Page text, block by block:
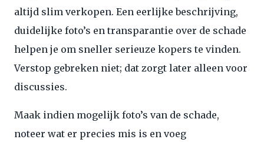
altijd slim verkopen. Een eerlijke beschrijving,
duidelijke foto’s en transparantie over de schade
helpen je om sneller serieuze kopers te vinden.
Verstop gebreken niet; dat zorgt later alleen voor
discussies.
Maak indien mogelijk foto’s van de schade,
noteer wat er precies mis is en voeg